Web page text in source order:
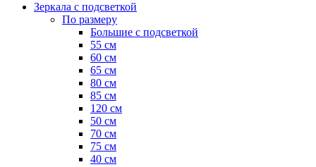
Зеркала с подсветкой
По размеру
Большие с подсветкой
55 см
60 см
65 см
80 см
85 см
120 см
50 см
70 см
75 см
40 см